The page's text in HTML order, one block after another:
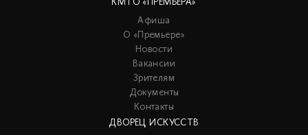
КМТО «ПРЕМЬЕРА»
Афиша
О «Премьере»
Новости
Вакансии
Зрителям
Документы
Контакты
ДВОРЕЦ ИСКУССТВ